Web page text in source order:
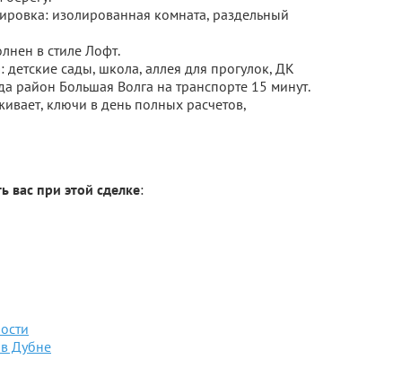
изолированная комната, раздельный
в стиле Лофт.
детские сады, школа, аллея для прогулок, ДК
район Большая Волга на транспорте 15 минут.
ключи в день полных расчетов,
вас при этой сделке:
Дубне